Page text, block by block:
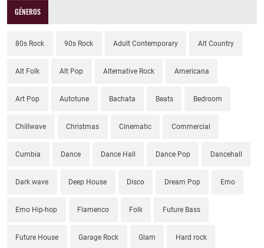
GÉNEROS
80s Rock 90s Rock Adult Contemporary Alt Country
Alt Folk Alt Pop Alternative Rock Americana
Art Pop Autotune Bachata Beats Bedroom
Chillwave Christmas Cinematic Commercial
Cumbia Dance Dance Hall Dance Pop Dancehall
Dark wave Deep House Disco Dream Pop Emo
Emo Hip-hop Flamenco Folk Future Bass
Future House Garage Rock Glam Hard rock